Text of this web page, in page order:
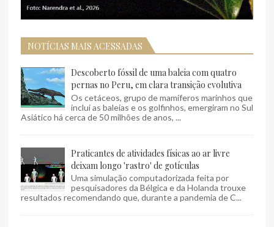
NOTÍCIAS MAIS ACESSADAS
Descoberto fóssil de uma baleia com quatro
pernas no Peru, em clara transição evolutiva
Os cetáceos, grupo de mamíferos marinhos que
inclui as baleias e os golfinhos, emergiram no Sul
Asiático há cerca de 50 milhões de anos, ...
Praticantes de atividades físicas ao ar livre
deixam longo 'rastro' de gotículas
Uma simulação computadorizada feita por
pesquisadores da Bélgica e da Holanda trouxe
resultados recomendando que, durante a pandemia de C...